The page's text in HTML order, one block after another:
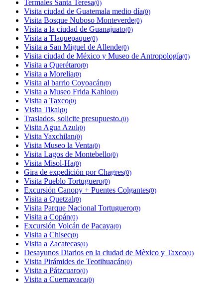
Termales Santa Teresa(0)
Visita ciudad de Guatemala medio día(0)
Visita Bosque Nuboso Monteverde(0)
Visita a la ciudad de Guanajuato(0)
Visita a Tlaquepaque(0)
Visita a San Miguel de Allende(0)
Visita ciudad de México y Museo de Antropología(0)
Visita a Querétaro(0)
Visita a Morelia(0)
Visita al barrio Coyoacán(0)
Visita a Museo Frida Kahlo(0)
Visita a Taxco(0)
Visita Tikal(0)
Traslados, solicite presupuesto.(0)
Visita Agua Azul(0)
Visita Yaxchilan(0)
Visita Museo la Venta(0)
Visita Lagos de Montebello(0)
Visita Misol-Ha(0)
Gira de expedición por Chagres(0)
Visita Pueblo Tortuguero(0)
Excursión Canopy + Puentes Colgantes(0)
Visita a Quetzal(0)
Visita Parque Nacional Tortuguero(0)
Visita a Copán(0)
Excursión Volcán de Pacaya(0)
Visita a Chisec(0)
Visita a Zacatecas(0)
Desayunos Diarios en la ciudad de Mèxico y Taxco(0)
Visita Pirámides de Teotihuacán(0)
Visita a Pátzcuaro(0)
Visita a Cuernavaca(0)